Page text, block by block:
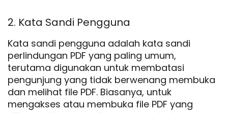
2. Kata Sandi Pengguna
Kata sandi pengguna adalah kata sandi
perlindungan PDF yang paling umum,
terutama digunakan untuk membatasi
pengunjung yang tidak berwenang membuka
dan melihat file PDF. Biasanya, untuk
mengakses atau membuka file PDF yang